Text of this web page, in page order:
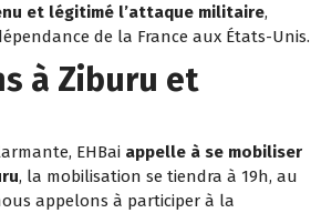
et légitimé l’attaque militaire,
de la France aux États-Unis.
à Ziburu et
EHBai appelle à se mobiliser
, la mobilisation se tiendra à 19h, au
appelons à participer à la